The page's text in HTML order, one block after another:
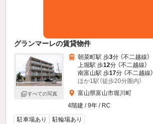
グランマーレの賃貸物件
すべての写真
朝菜町駅 歩3分 （不二越線）
上堀駅 歩12分 （不二越線）
南富山駅 歩17分 （不二越線）
ほか1駅（徒歩20分圏内）
富山県富山市堀川町
4階建 / 9年 / RC
駐車場あり
駐輪場あり